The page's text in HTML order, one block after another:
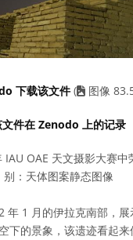
下载该文件 ( 图像
文件在 Zenodo 上的记录
OAE 天文摄影大赛中
别：天体图案静态图像
年 1 月的伊拉克南部，
下的景象，该遗迹看起